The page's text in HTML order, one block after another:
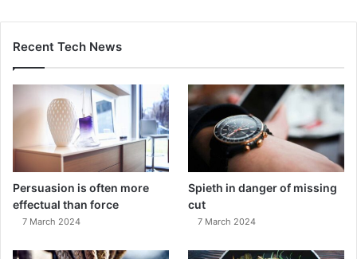
Recent Tech News
Persuasion is often more
effectual than force
7 March 2024
Spieth in danger of missing
cut
7 March 2024